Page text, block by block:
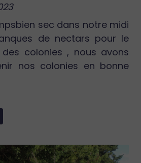
sec dans notre midi
de nectars pour le
colonies , nous avons
nos colonies en bonne